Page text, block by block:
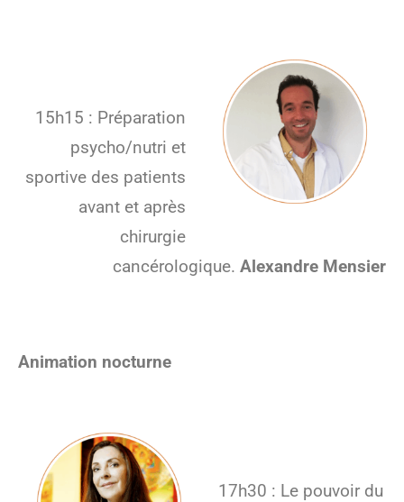
15h15 : Préparation
psycho/nutri et
sportive des patients
avant et après
chirurgie
cancérologique. Alexandre Mensier
Animation nocturne
17h30 : Le pouvoir du